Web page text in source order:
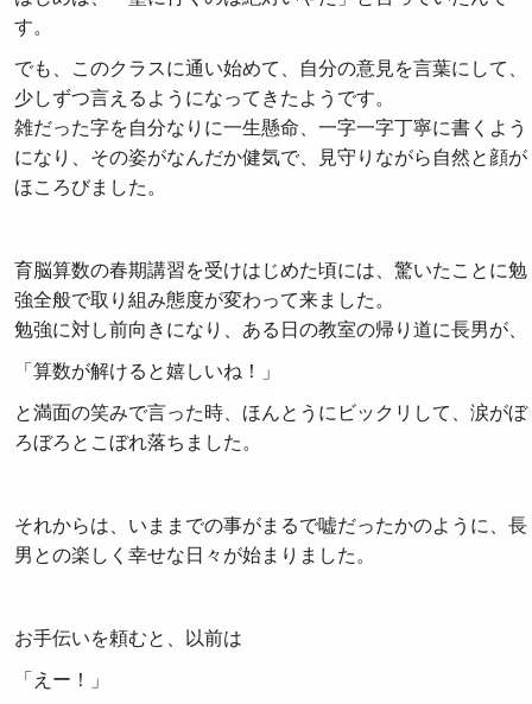
す。
でも、このクラスに通い始めて、自分の意見を言葉にして、
少しずつ言えるようになってきたようです。
雑だった字を自分なりに一生懸命、一字一字丁寧に書くよう
になり、その姿がなんだか健気で、見守りながら自然と顔が
ほころびました。
育脳算数の春期講習を受けはじめた頃には、驚いたことに勉
強全般で取り組み態度が変わって来ました。
勉強に対し前向きになり、ある日の教室の帰り道に長男が、
「算数が解けると嬉しいね！」
と満面の笑みで言った時、ほんとうにビックリして、涙がぼ
ろぼろとこぼれ落ちました。
それからは、いままでの事がまるで嘘だったかのように、長
男との楽しく幸せな日々が始まりました。
お手伝いを頼むと、以前は
「えー！」